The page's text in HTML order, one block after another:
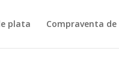
plata Compraventa de